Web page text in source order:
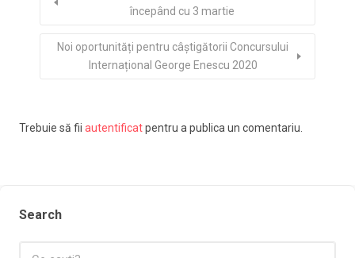
începând cu 3 martie
Noi oportunități pentru câștigătorii Concursului
Internațional George Enescu 2020
Trebuie să fii autentificatpentru a publica un comentariu.
Search